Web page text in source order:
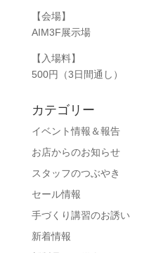
【会場】
AIM3F展示場
【入場料】
500円（3日間通し）
カテゴリー
イベント情報＆報告
お店からのお知らせ
スタッフのつぶやき
セール情報
手づくり講習のお誘い
新着情報